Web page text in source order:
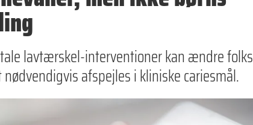
lavtærskel-interventioner kan ændre folks
afspejles i kliniske cariesmål.